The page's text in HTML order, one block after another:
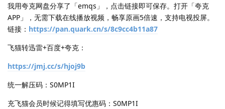
我用夸克网盘分享了「emqs」，点击链接即可保存。打开「夸克
APP」，无需下载在线播放视频，畅享原画5倍速，支持电视投屏。
链接： https://pan.quark.cn/s/8c9cc4b11a87
飞猫转迅雷+百度+夸克：
https://jmj.cc/s/hjoj9b
统一解压码：S0MP1I
充飞猫会员时候记得填写优惠码：S0MP1I